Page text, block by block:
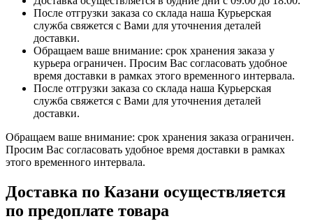
После отгрузки заказа со склада наша Курьерская
служба свяжется с Вами для уточнения деталей
доставки.
Обращаем ваше внимание: срок хранения заказа у
курьера ограничен. Просим Вас согласовать удобное
время доставки в рамках этого временного интервала.
После отгрузки заказа со склада наша Курьерская
служба свяжется с Вами для уточнения деталей
доставки.
Обращаем ваше внимание: срок хранения заказа ограничен.
Просим Вас согласовать удобное время доставки в рамках
этого временного интервала.
Доставка по Казани осуществляется
по предоплате товара